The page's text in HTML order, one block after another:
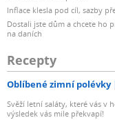
Inflace klesla pod cíl, sazby
Dostali jste dům a chcete ho
na daních
Recepty
Oblíbené zimní polévky
Svěží letní saláty, které vás v
výsledek vás mile překvapí!